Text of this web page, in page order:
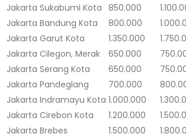
Jakarta Sukabumi Kota 850.000
Jakarta Bandung Kota 800.000
Jakarta Garut Kota 1.350.000
Jakarta Cilegon, Merak 650.000
Jakarta Serang Kota 650.000
Jakarta Pandeglang 700.000
Jakarta Indramayu Kota 1.000.000
Jakarta Cirebon Kota 1.200.000
Jakarta Brebes 1.500.000